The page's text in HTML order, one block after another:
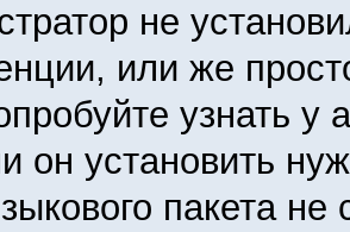
не
или же
узнать у
он установить
пакета